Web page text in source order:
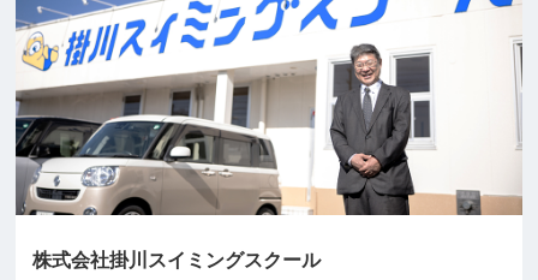
株式会社掛川スイミングスクール